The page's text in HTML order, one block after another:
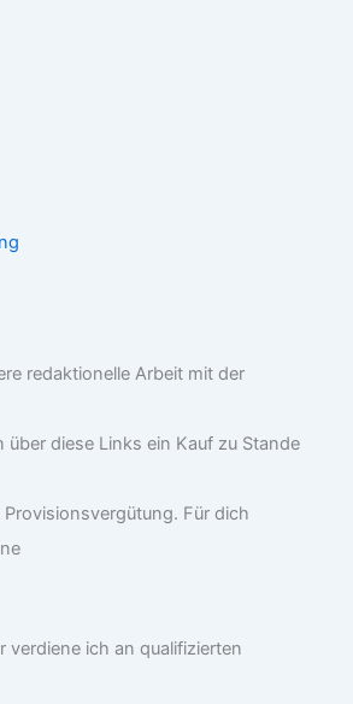
redaktionelle Arbeit mit der
über diese Links ein Kauf zu Stande
Für dich
verdiene ich an qualifizierten